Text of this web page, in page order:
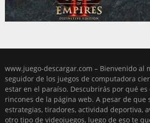
www.juego-descargar.com – Bienvenido al
seguidor de los juegos de computadora
estar en el paraíso. Descubrirás por qué es
rincones de la página web. A pesar de que
estrategias, tiradores, actividad deportiva,
otro tipo de videojuegos, luego de eso te